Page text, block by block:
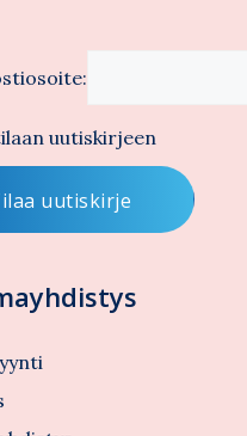
uutiskirjeen